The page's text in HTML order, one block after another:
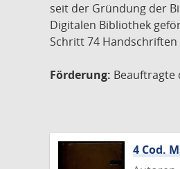
seit der Gründung der
Digitalen Bibliothek
Schritt 74
Förderung: Beauftragte
4 Cod.